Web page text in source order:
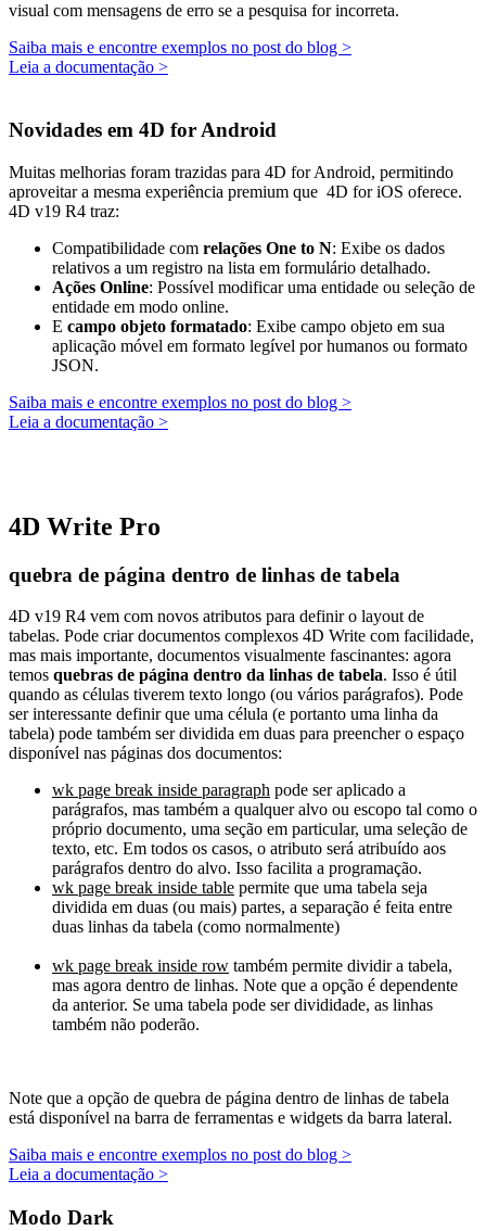
visual com mensagens de erro se a pesquisa for incorreta.
Saiba mais e encontre exemplos no post do blog >
Leia a documentação >
Novidades em 4D for Android
Muitas melhorias foram trazidas para 4D for Android, permitindo
aproveitar a mesma experiência premium que 4D for iOS oferece.
4D v19 R4 traz:
Compatibilidade com relações One to N: Exibe os dados
relativos a um registro na lista em formulário detalhado.
Ações Online: Possível modificar uma entidade ou seleção de
entidade em modo online.
E campo objeto formatado: Exibe campo objeto em sua
aplicação móvel em formato legível por humanos ou formato
JSON.
Saiba mais e encontre exemplos no post do blog >
Leia a documentação >
4D Write Pro
quebra de página dentro de linhas de tabela
4D v19 R4 vem com novos atributos para definir o layout de
tabelas. Pode criar documentos complexos 4D Write com facilidade,
mas mais importante, documentos visualmente fascinantes: agora
temos quebras de página dentro da linhas de tabela. Isso é útil
quando as células tiverem texto longo (ou vários parágrafos). Pode
ser interessante definir que uma célula (e portanto uma linha da
tabela) pode também ser dividida em duas para preencher o espaço
disponível nas páginas dos documentos:
wk page break inside paragraph pode ser aplicado a
parágrafos, mas também a qualquer alvo ou escopo tal como o
próprio documento, uma seção em particular, uma seleção de
texto, etc. Em todos os casos, o atributo será atribuído aos
parágrafos dentro do alvo. Isso facilita a programação.
wk page break inside table permite que uma tabela seja
dividida em duas (ou mais) partes, a separação é feita entre
duas linhas da tabela (como normalmente)
wk page break inside row também permite dividir a tabela,
mas agora dentro de linhas. Note que a opção é dependente
da anterior. Se uma tabela pode ser divididade, as linhas
também não poderão.
Note que a opção de quebra de página dentro de linhas de tabela
está disponível na barra de ferramentas e widgets da barra lateral.
Saiba mais e encontre exemplos no post do blog >
Leia a documentação >
Modo Dark